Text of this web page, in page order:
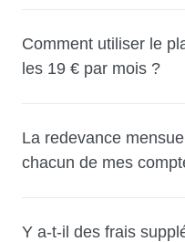
Comment utiliser le
les 19 € par mois ?
La redevance
chacun de mes
Y a-t-il des frais